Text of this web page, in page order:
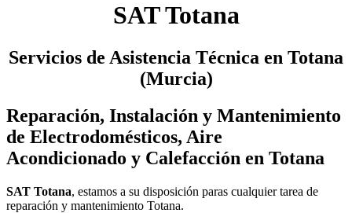
SAT Totana
Servicios de Asistencia Técnica en Totana
(Murcia)
Reparación, Instalación y Mantenimiento
de Electrodomésticos, Aire
Acondicionado y Calefacción en Totana
SAT Totana, estamos a su disposición paras cualquier tarea de
reparación y mantenimiento Totana.